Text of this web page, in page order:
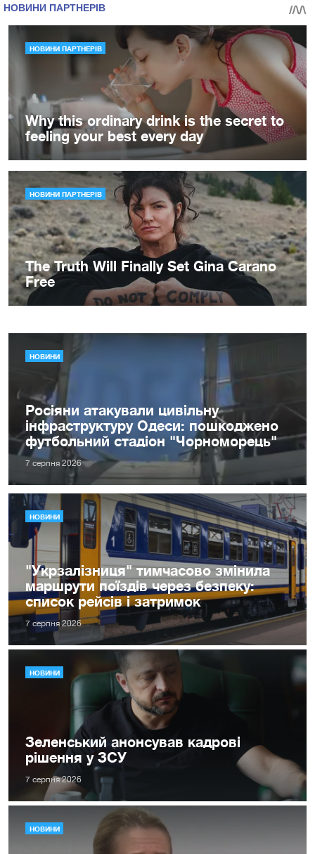
НОВИНИ
Росіяни атакували цивільну
інфраструктуру Одеси: пошкоджено
футбольний стадіон "Чорноморець"
7 серпня 2026
НОВИНИ
"Укрзалізниця" тимчасово змінила
маршрути поїздів через безпеку:
список рейсів і затримок
7 серпня 2026
НОВИНИ
Зеленський анонсував кадрові
рішення у ЗСУ
7 серпня 2026
НОВИНИ